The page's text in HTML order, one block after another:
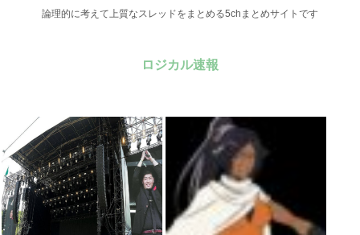
論理的に考えて上質なスレッドをまとめる5chまとめサイトです
ロジカル速報